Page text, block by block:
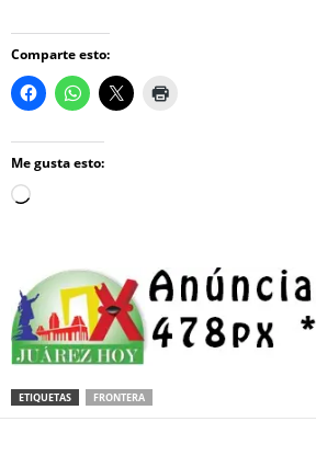
Comparte esto:
Me gusta esto:
Loading…
ETIQUETAS FRONTERA